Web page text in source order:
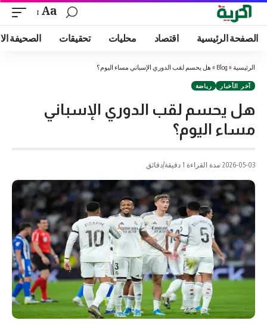
Aa
الصفحة الرئيسية اقتصاد محليات تحقيقات الصحيفة
الرئيسية »
Blog
» هل يحسم لقب الدوري الإسباني مساء اليوم؟
آخر الأخبار رياضة
هل يحسم لقب الدوري الإسباني
مساء اليوم؟
2026-05-03 مدة القراءة 1 دقيقة/دقائق